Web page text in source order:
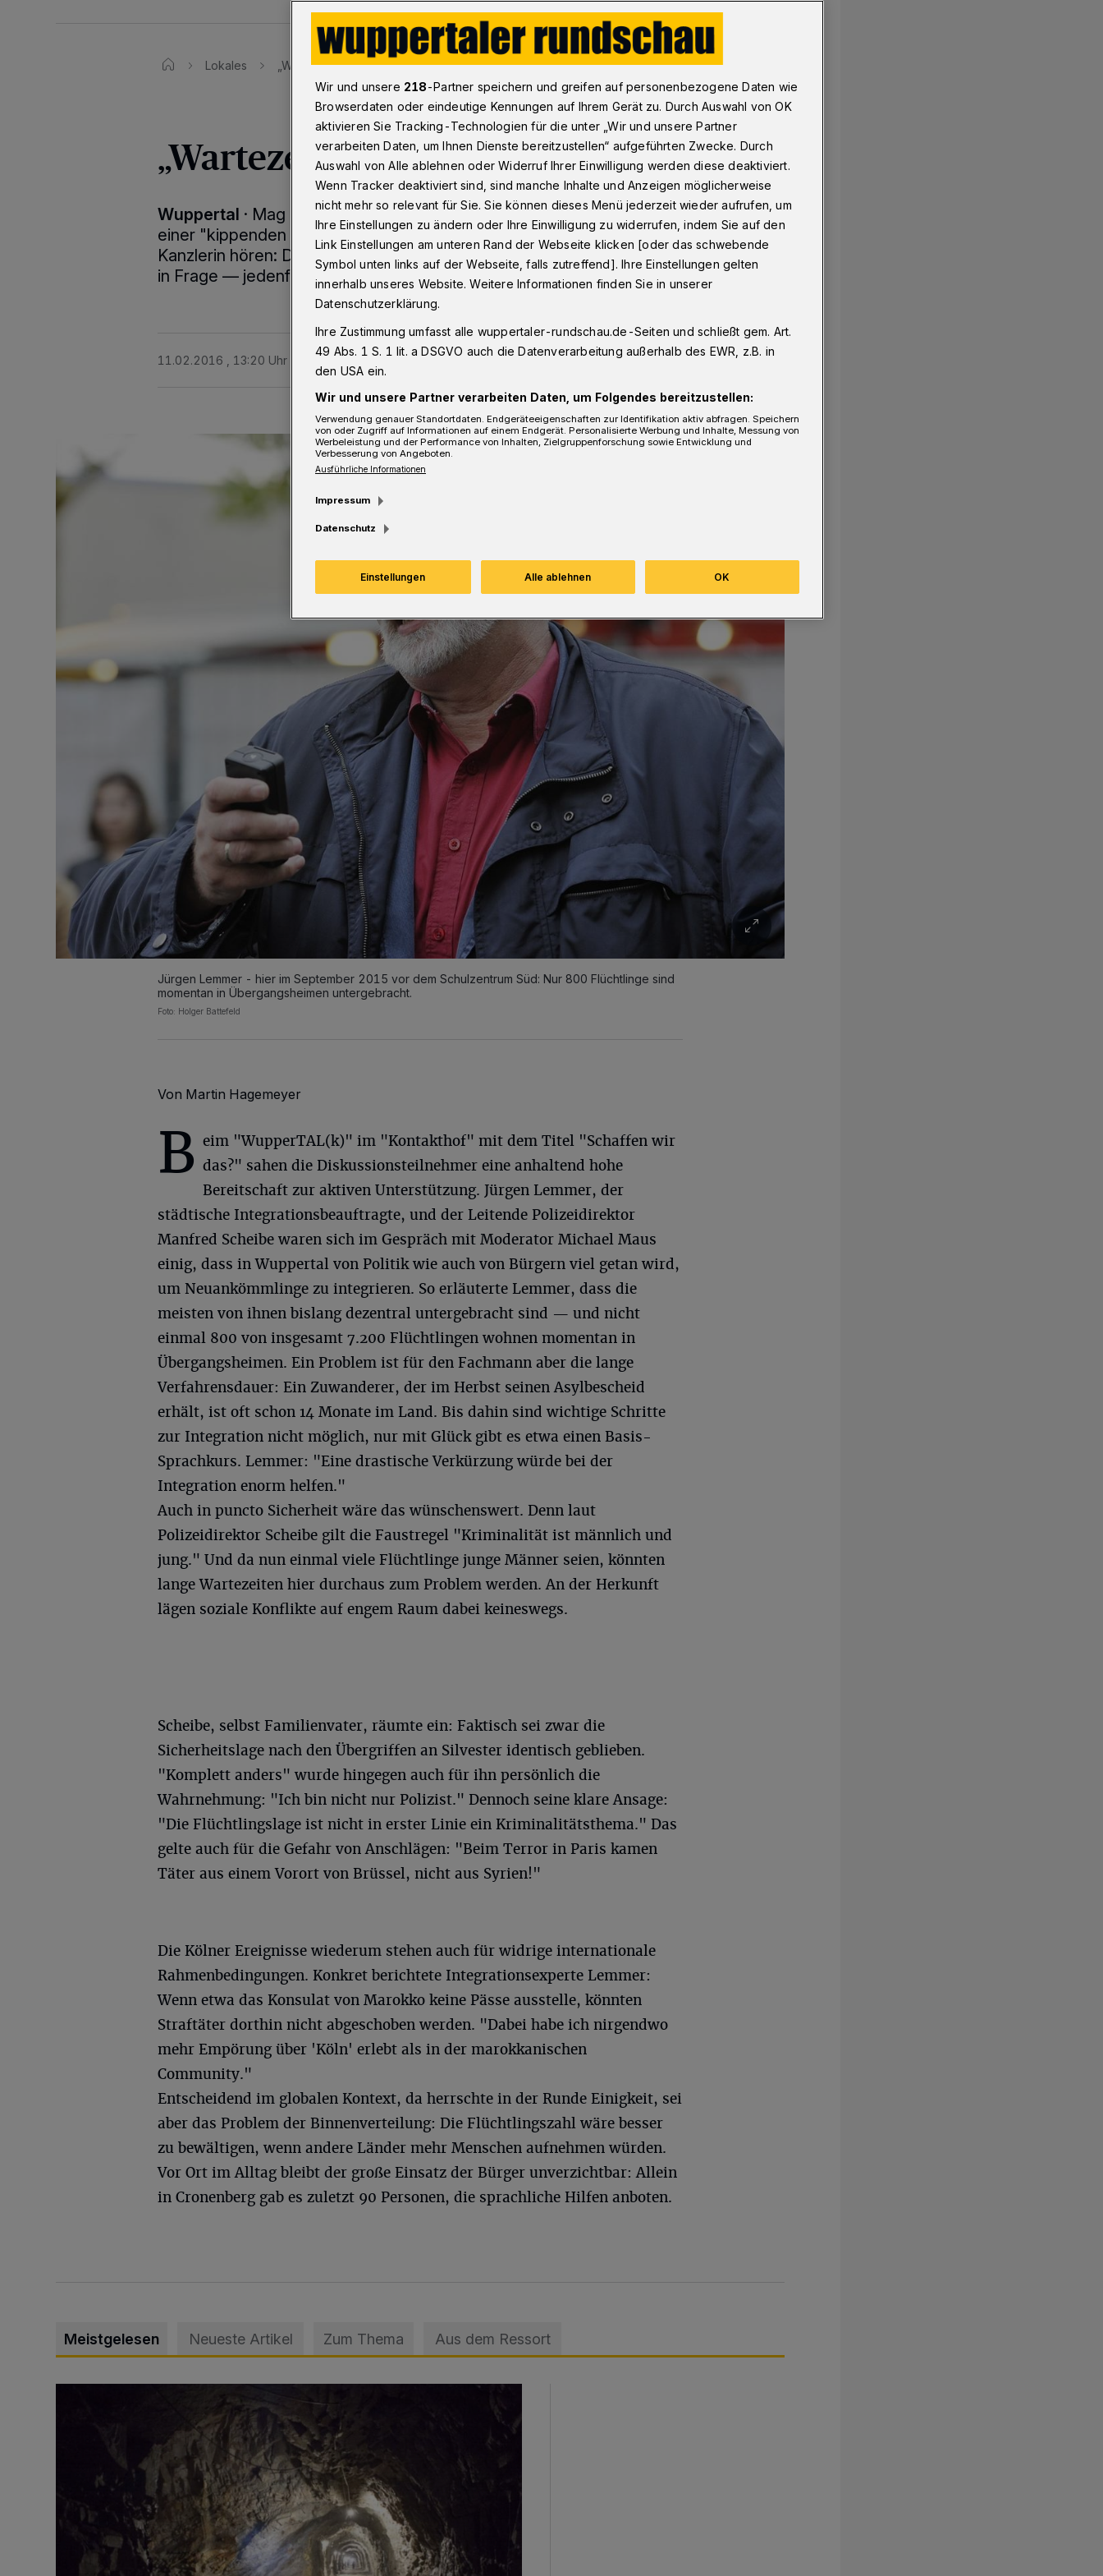
Lokales „Wartezeiten sind das Problem“
„Wartezeiten sind das Problem“
Wuppertal · Mag man auch beim Thema Flüchtlinge neuerdings von
einer "kippenden Stimmung" und schwindender Beliebtheit der
Kanzlerin hören: Das Ja zur Zuwanderung stellt das grundsätzlich nicht
in Frage — jedenfalls in Wuppertal.
11.02.2016 , 13:20 Uhr 2 Minuten Lesezeit
Jürgen Lemmer - hier im September 2015 vor dem Schulzentrum Süd: Nur 800 Flüchtlinge sind
momentan in Übergangsheimen untergebracht.
Foto: Holger Battefeld
Von Martin Hagemeyer
B eim "WupperTAL(k)" im "Kontakthof" mit dem Titel "Schaffen wir
das?" sahen die Diskussionsteilnehmer eine anhaltend hohe
Bereitschaft zur aktiven Unterstützung. Jürgen Lemmer, der
städtische Integrationsbeauftragte, und der Leitende Polizeidirektor
Manfred Scheibe waren sich im Gespräch mit Moderator Michael Maus
einig, dass in Wuppertal von Politik wie auch von Bürgern viel getan wird,
um Neuankömmlinge zu integrieren. So erläuterte Lemmer, dass die
meisten von ihnen bislang dezentral untergebracht sind — und nicht
einmal 800 von insgesamt 7.200 Flüchtlingen wohnen momentan in
Übergangsheimen. Ein Problem ist für den Fachmann aber die lange
Verfahrensdauer: Ein Zuwanderer, der im Herbst seinen Asylbescheid
erhält, ist oft schon 14 Monate im Land. Bis dahin sind wichtige Schritte
zur Integration nicht möglich, nur mit Glück gibt es etwa einen Basis-
Sprachkurs. Lemmer: "Eine drastische Verkürzung würde bei der
Integration enorm helfen."
Auch in puncto Sicherheit wäre das wünschenswert. Denn laut
Polizeidirektor Scheibe gilt die Faustregel "Kriminalität ist männlich und
jung." Und da nun einmal viele Flüchtlinge junge Männer seien, könnten
lange Wartezeiten hier durchaus zum Problem werden. An der Herkunft
lägen soziale Konflikte auf engem Raum dabei keineswegs.
Scheibe, selbst Familienvater, räumte ein: Faktisch sei zwar die
Sicherheitslage nach den Übergriffen an Silvester identisch geblieben.
"Komplett anders" wurde hingegen auch für ihn persönlich die
Wahrnehmung: "Ich bin nicht nur Polizist." Dennoch seine klare Ansage:
"Die Flüchtlingslage ist nicht in erster Linie ein Kriminalitätsthema." Das
gelte auch für die Gefahr von Anschlägen: "Beim Terror in Paris kamen
Täter aus einem Vorort von Brüssel, nicht aus Syrien!"
Die Kölner Ereignisse wiederum stehen auch für widrige internationale
Rahmenbedingungen. Konkret berichtete Integrationsexperte Lemmer:
Wenn etwa das Konsulat von Marokko keine Pässe ausstelle, könnten
Straftäter dorthin nicht abgeschoben werden. "Dabei habe ich nirgendwo
mehr Empörung über 'Köln' erlebt als in der marokkanischen
Community."
Entscheidend im globalen Kontext, da herrschte in der Runde Einigkeit, sei
aber das Problem der Binnenverteilung: Die Flüchtlingszahl wäre besser
zu bewältigen, wenn andere Länder mehr Menschen aufnehmen würden.
Vor Ort im Alltag bleibt der große Einsatz der Bürger unverzichtbar: Allein
in Cronenberg gab es zuletzt 90 Personen, die sprachliche Hilfen anboten.
Meistgelesen Neueste Artikel Zum Thema Aus dem Ressort
Wir und unsere 218-Partner speichern und greifen auf personenbezogene Daten wie
Browserdaten oder eindeutige Kennungen auf Ihrem Gerät zu. Durch Auswahl von OK
aktivieren Sie Tracking-Technologien für die unter „Wir und unsere Partner
verarbeiten Daten, um Ihnen Dienste bereitzustellen“ aufgeführten Zwecke. Durch
Auswahl von Alle ablehnen oder Widerruf Ihrer Einwilligung werden diese deaktiviert.
Wenn Tracker deaktiviert sind, sind manche Inhalte und Anzeigen möglicherweise
nicht mehr so relevant für Sie. Sie können dieses Menü jederzeit wieder aufrufen, um
Ihre Einstellungen zu ändern oder Ihre Einwilligung zu widerrufen, indem Sie auf den
Link Einstellungen am unteren Rand der Webseite klicken [oder das schwebende
Symbol unten links auf der Webseite, falls zutreffend]. Ihre Einstellungen gelten
innerhalb unseres Website. Weitere Informationen finden Sie in unserer
Datenschutzerklärung.
Ihre Zustimmung umfasst alle wuppertaler-rundschau.de-Seiten und schließt gem. Art.
49 Abs. 1 S. 1 lit. a DSGVO auch die Datenverarbeitung außerhalb des EWR, z.B. in
den USA ein.
Wir und unsere Partner verarbeiten Daten, um Folgendes bereitzustellen:
Verwendung genauer Standortdaten. Endgeräteeigenschaften zur Identifikation aktiv abfragen. Speichern
von oder Zugriff auf Informationen auf einem Endgerät. Personalisierte Werbung und Inhalte, Messung von
Werbeleistung und der Performance von Inhalten, Zielgruppenforschung sowie Entwicklung und
Verbesserung von Angeboten.
Ausführliche Informationen
Impressum
Datenschutz
Einstellungen Alle ablehnen OK